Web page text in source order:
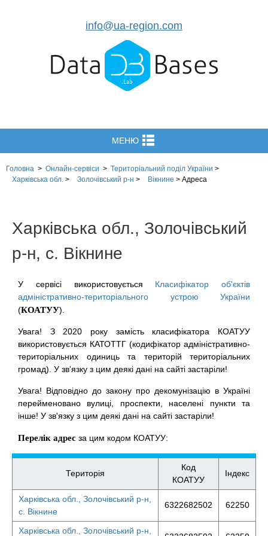
info@ua-region.com
МЕНЮ
Головна > Онлайн-сервіси > Територіальний поділ України >
Харківська обл. > Золочівський р-н > Вікнине > Адреса
Харківська обл., Золочівський
р-н, с. Вікнине
У сервісі використовується Класифікатор об'єктів
адміністративно-територіального устрою України
(КОАТУУ).
Увага! З 2020 року замість класифікатора КОАТУУ
використовується КАТОТТГ (кодифікатор адміністративно-
територіальних одиниць та територій територіальних
громад). У зв'язку з цим деякі дані на сайті застаріли!
Увага! Відповідно до закону про декомунізацію в Україні
перейменовано вулиці, проспекти, населені пункти та
інше! У зв'язку з цим деякі дані на сайті застаріли!
Перелік адрес за цим кодом КОАТУУ:
Територія
Код
КОАТУУ
Індекс
Харківська обл., Золочівський р-н,
с. Вікнине
6322682502 62250
Харківська обл., Золочівський р-н,